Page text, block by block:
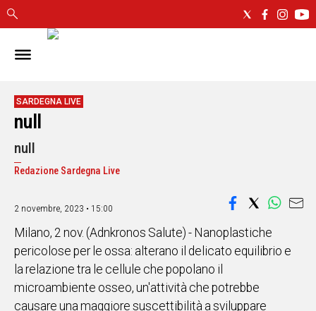
IN
CAGLIARI
SASSARI
ORISTANO
SULCIS
OGLIASTRA
MEDIO
CAMPIDANO
ALTRE
NOTIZIE
SARDEGNA LIVE
null
null
Redazione Sardegna Live
2 novembre, 2023 • 15:00
Milano, 2 nov. (Adnkronos Salute) - Nanoplastiche
pericolose per le ossa: alterano il delicato equilibrio e
la relazione tra le cellule che popolano il
microambiente osseo, un'attività che potrebbe
causare una maggiore suscettibilità a sviluppare